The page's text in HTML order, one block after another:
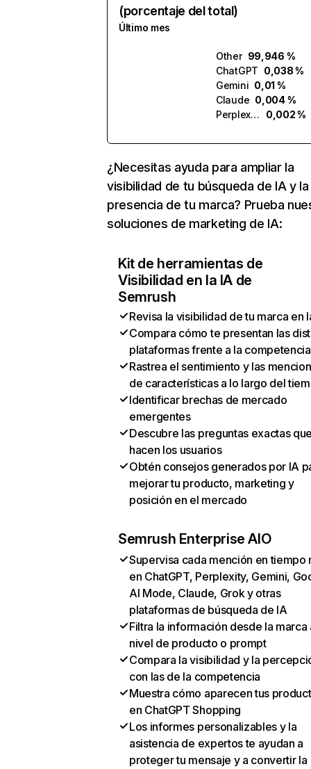
(porcentaje del total)
Último mes
Other 99,946 %
ChatGPT 0,038 %
Gemini 0,01 %
Claude 0,004 %
Perplexity
0,002 %
¿Necesitas ayuda para ampliar la
visibilidad de tu búsqueda de IA y la
presencia de tu marca? Prueba
soluciones de marketing de IA:
Kit de herramientas de
Visibilidad en la IA de
Semrush
Revisa la visibilidad de tu marca en
Compara cómo te presentan las
plataformas frente a la competencia
Rastrea el sentimiento y las
de características a lo largo del
Identificar brechas de mercado
emergentes
Descubre las preguntas exactas
hacen los usuarios
Obtén consejos generados por IA
mejorar tu producto, marketing y
posición en el mercado
Semrush Enterprise AIO
Supervisa cada mención en tiempo
en ChatGPT, Perplexity, Gemini,
AI Mode, Claude, Grok y otras
plataformas de búsqueda de IA
Filtra la información desde la marca
nivel de producto o prompt
Compara la visibilidad y la
con las de la competencia
Muestra cómo aparecen tus
en ChatGPT Shopping
Los informes personalizables y la
asistencia de expertos te ayudan a
proteger tu mensaje y a convertir la